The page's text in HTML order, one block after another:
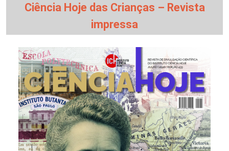
Ciência Hoje das Crianças – Revista
impressa